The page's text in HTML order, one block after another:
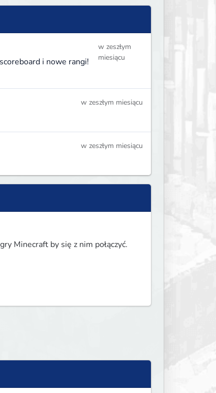
i nowe rangi!
w zeszłym
miesiącu
w zeszłym miesiącu
w zeszłym miesiącu
Minecraft by się z nim połączyć.